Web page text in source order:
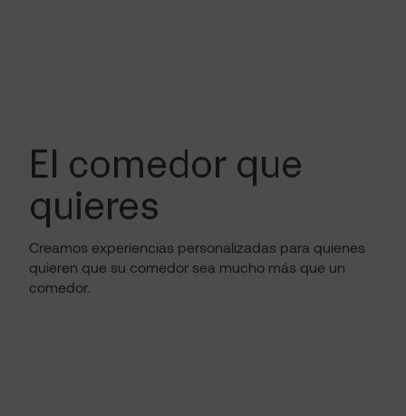
El comedor que
quieres
Creamos experiencias personalizadas para quienes
quieren que su comedor sea mucho más que un
comedor.